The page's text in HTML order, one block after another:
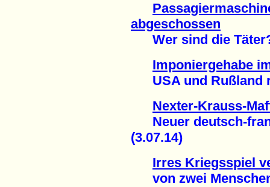
abgeschossen
Wer sind die Täter?
Imponiergehabe
USA und Rußland
Nexter-Krauss-
Neuer deutsch-
(3.07.14)
Irres Kriegsspiel
von zwei